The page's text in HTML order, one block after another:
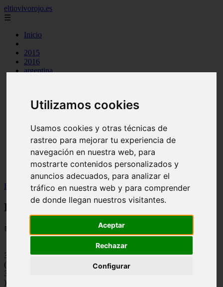
Utilizamos cookies
Usamos cookies y otras técnicas de
rastreo para mejorar tu experiencia de
navegación en nuestra web, para
mostrarte contenidos personalizados y
anuncios adecuados, para analizar el
tráfico en nuestra web y para comprender
de donde llegan nuestros visitantes.
Aceptar
Rechazar
Configurar
eltiovivorojo.es
☰
Inicio
2015
2016
argentina
huevos
otros
postres
producto
reposteria
venezuela
verduras
Inicio
recetas > Receta Sopa de Cangrejo
Receta Sopa de Cangrejo
📅 21/05/2025
3.7
(
3
)